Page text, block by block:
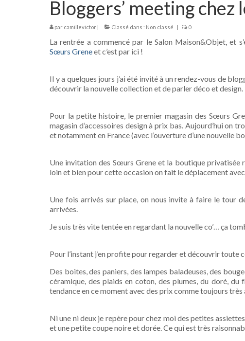
Bloggers’ meeting chez
par camillevictor | Classé dans : Non classé | 0
La rentrée a commencé par le Salon Maison&Objet, et
Sœurs Greneet c’est par ici !
Il y a quelques jours j’ai été invité à un rendez-vous de
découvrir la nouvelle collection et de parler déco et design.
Pour la petite histoire, le premier magasin des Sœurs
magasin d’accessoires design à prix bas. Aujourd’hui on
et notamment en France (avec l’ouverture d’une nouvelle
Une invitation des Sœurs Grene et la boutique privatisée
loin et bien pour cette occasion on fait le déplacement
Une fois arrivés sur place, on nous invite à faire le tour
arrivées.
Je suis très vite tentée en regardant la nouvelle co’… ça
Pour l’instant j’en profite pour regarder et découvrir toute
Des boites, des paniers, des lampes baladeuses, des
céramique, des plaids en coton, des plumes, du doré,
tendance en ce moment avec des prix comme toujours très
Ni une ni deux je repère pour chez moi des petites
et une petite coupe noire et dorée. Ce qui est très